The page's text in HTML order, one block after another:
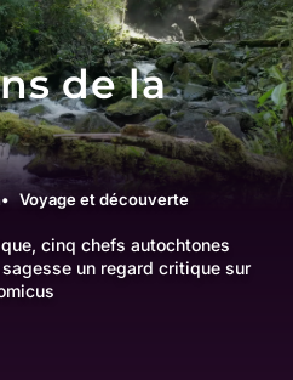
de la
Voyage et découverte
cinq chefs autochtones
un regard critique sur